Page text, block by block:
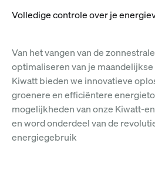
Volledige controle over je
Van het vangen van de
optimaliseren van je
Kiwatt bieden we innovatieve
groenere en efficiëntere
mogelijkheden van onze Kiwatt-
en word onderdeel van de
energiegebruik